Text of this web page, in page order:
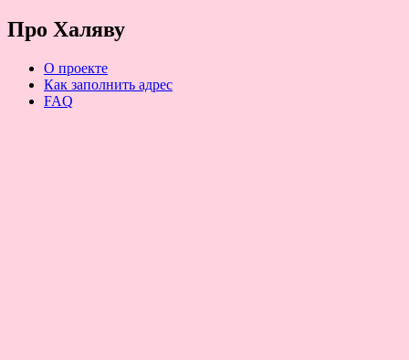
Про Халяву
О проекте
Как заполнить адрес
FAQ